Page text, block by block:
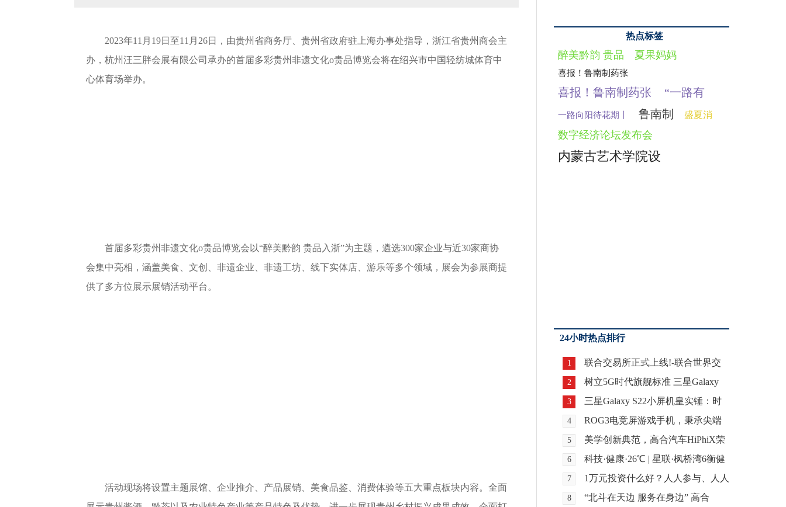
2023年11月19日至11月26日，由贵州省商务厅、贵州省政府驻上海办事处指导，浙江省贵州商会主
办，杭州汪三胖会展有限公司承办的首届多彩贵州非遗文化o贵品博览会将在绍兴市中国轻纺城体育中
心体育场举办。
首届多彩贵州非遗文化o贵品博览会以“醉美黔韵 贵品入浙”为主题，遴选300家企业与近30家商协
会集中亮相，涵盖美食、文创、非遗企业、非遗工坊、线下实体店、游乐等多个领域，展会为参展商提
供了多方位展示展销活动平台。
活动现场将设置主题展馆、企业推介、产品展销、美食品鉴、消费体验等五大重点板块内容。全面
热点标签
醉美黔韵 贵品 夏果妈妈
喜报！鲁南制药张
喜报！鲁南制药张 “一路有
一路向阳待花期丨 鲁南制 盛夏消
数字经济论坛发布会
内蒙古艺术学院设
24小时热点排行
1
联合交易所正式上线!-联合世界交
易全球铸造数字交
2
树立5G时代旗舰标准 三星Galaxy
S20系列正式登陆
3
三星Galaxy S22小屏机皇实锤：时
尚配色辨识度拉满
4
ROG3电竞屏游戏手机，秉承尖端
设计，凸显华硕风采
5
美学创新典范，高合汽车HiPhiX荣
膺2022年度德国红
6
科技·健康·26℃ | 星联·枫桥湾6衡健
康人居发布
7
1万元投资什么好？人人参与、人人
获益的大健康项
8
“北斗在天边 服务在身边” 高合